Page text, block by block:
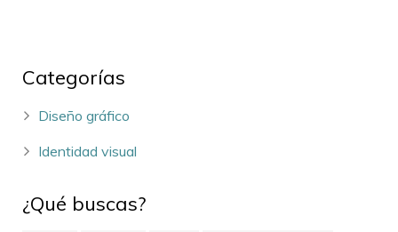
Categorías
Diseño gráfico
Identidad visual
¿Qué buscas?